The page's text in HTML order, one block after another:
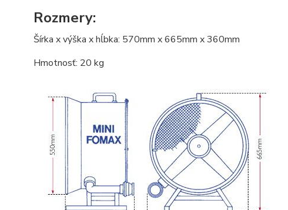
Rozmery:
Šírka x výška x hĺbka: 570mm x 665mm x 360mm
Hmotnosť: 20 kg